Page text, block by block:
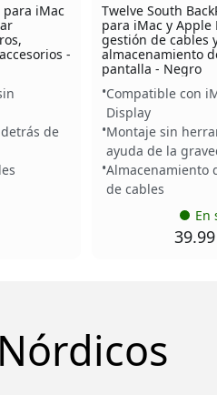
para iMac
-
de
Twelve South
para iMac y Apple
gestión de cables
almacenamiento
pantalla - Negro
Compatible con
Display
Montaje sin
ayuda de la
Almacenamiento
de cables
En